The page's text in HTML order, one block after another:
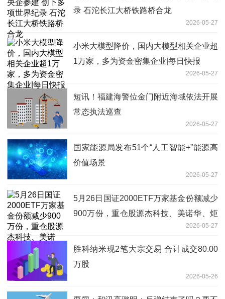
录 石沱长江大桥铁路桥合龙
2026-05-27
小米大模型降价，国内大模型相关企业超
1万家，多为资金密集企业|每日快报
2026-05-27
短讯！福建海警位金门附近海域依法开展
常态执法巡查
2026-05-27
国家能源局发布51个“人工智能+”能源高
价值场景
2026-05-27
5月26日国证2000ETF万家基金份额减少
900万份，重仓股源杰科技、美诺华、炬
2026-05-27
胜科纳米现2笔大宗交易 合计成交80.00
万股
2026-05-26